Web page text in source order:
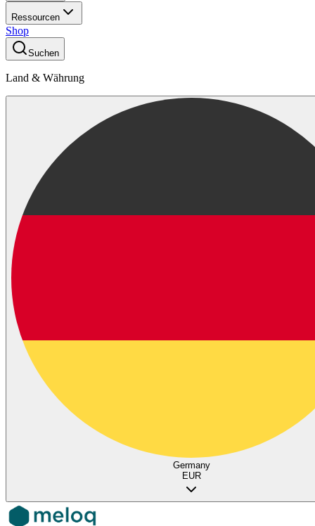
Ressourcen
Shop
Suchen
Land & Währung
Germany
EUR